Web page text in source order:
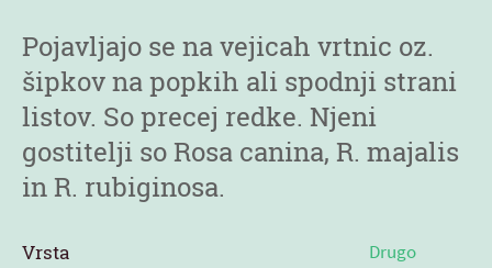
Pojavljajo se na vejicah vrtnic oz.
šipkov na popkih ali spodnji strani
listov. So precej redke. Njeni
gostitelji so Rosa canina, R. majalis
in R. rubiginosa.
Vrsta Drugo